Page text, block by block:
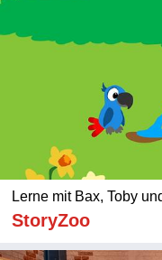
Lerne mit Bax, Toby
StoryZoo